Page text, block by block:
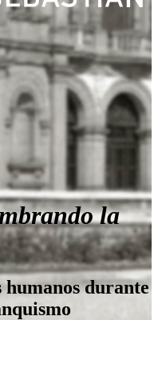
la
humanos durante